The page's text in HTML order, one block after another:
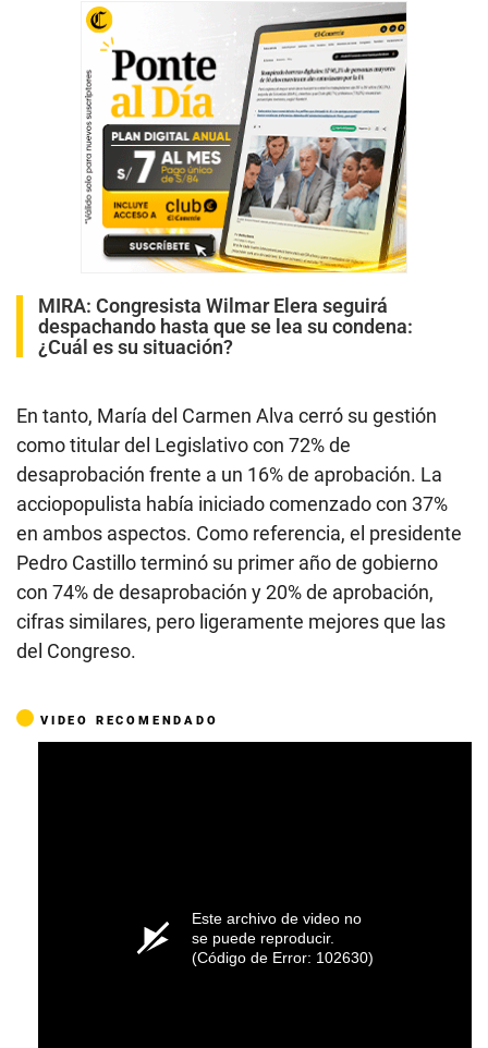
MIRA: Congresista Wilmar Elera seguirá
despachando hasta que se lea su condena:
¿Cuál es su situación?
En tanto, María del Carmen Alva cerró su gestión
como titular del Legislativo con 72% de
desaprobación frente a un 16% de aprobación. La
acciopopulista había iniciado comenzado con 37%
en ambos aspectos. Como referencia, el presidente
Pedro Castillo terminó su primer año de gobierno
con 74% de desaprobación y 20% de aprobación,
cifras similares, pero ligeramente mejores que las
del Congreso.
VIDEO RECOMENDADO
Este archivo de video no
se puede reproducir.
(Código de Error: 102630)